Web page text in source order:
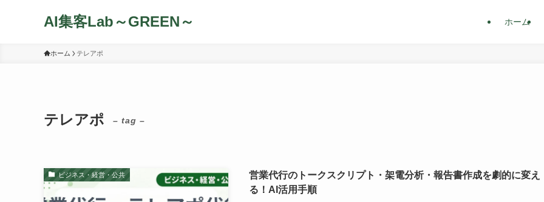
AI集客Lab～GREEN～ ホーム
ホーム テレアポ
テレアポ – tag –
ビジネス・経営・公共
営業代行のトークスクリプト・架電分析・報告書作成を劇的に変え
る！AI活用手順